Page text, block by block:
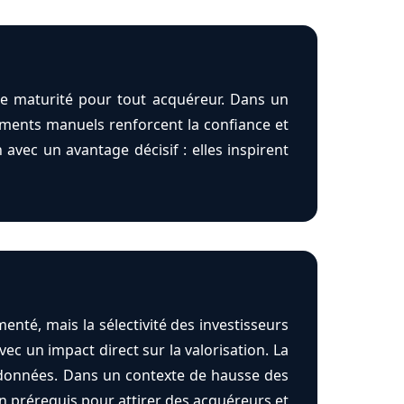
maturité pour tout acquéreur. Dans un
manuels renforcent la confiance et
un avantage décisif : elles inspirent
mais la sélectivité des investisseurs
un impact direct sur la valorisation. La
Dans un contexte de hausse des